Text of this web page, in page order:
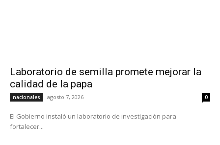
Laboratorio de semilla promete mejorar la
calidad de la papa
nacionales agosto 7, 2026 0
El Gobierno instaló un laboratorio de investigación para
fortalecer...